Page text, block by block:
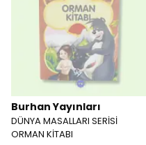
Burhan Yayınları
DÜNYA MASALLARI SERİSİ
ORMAN KİTABI